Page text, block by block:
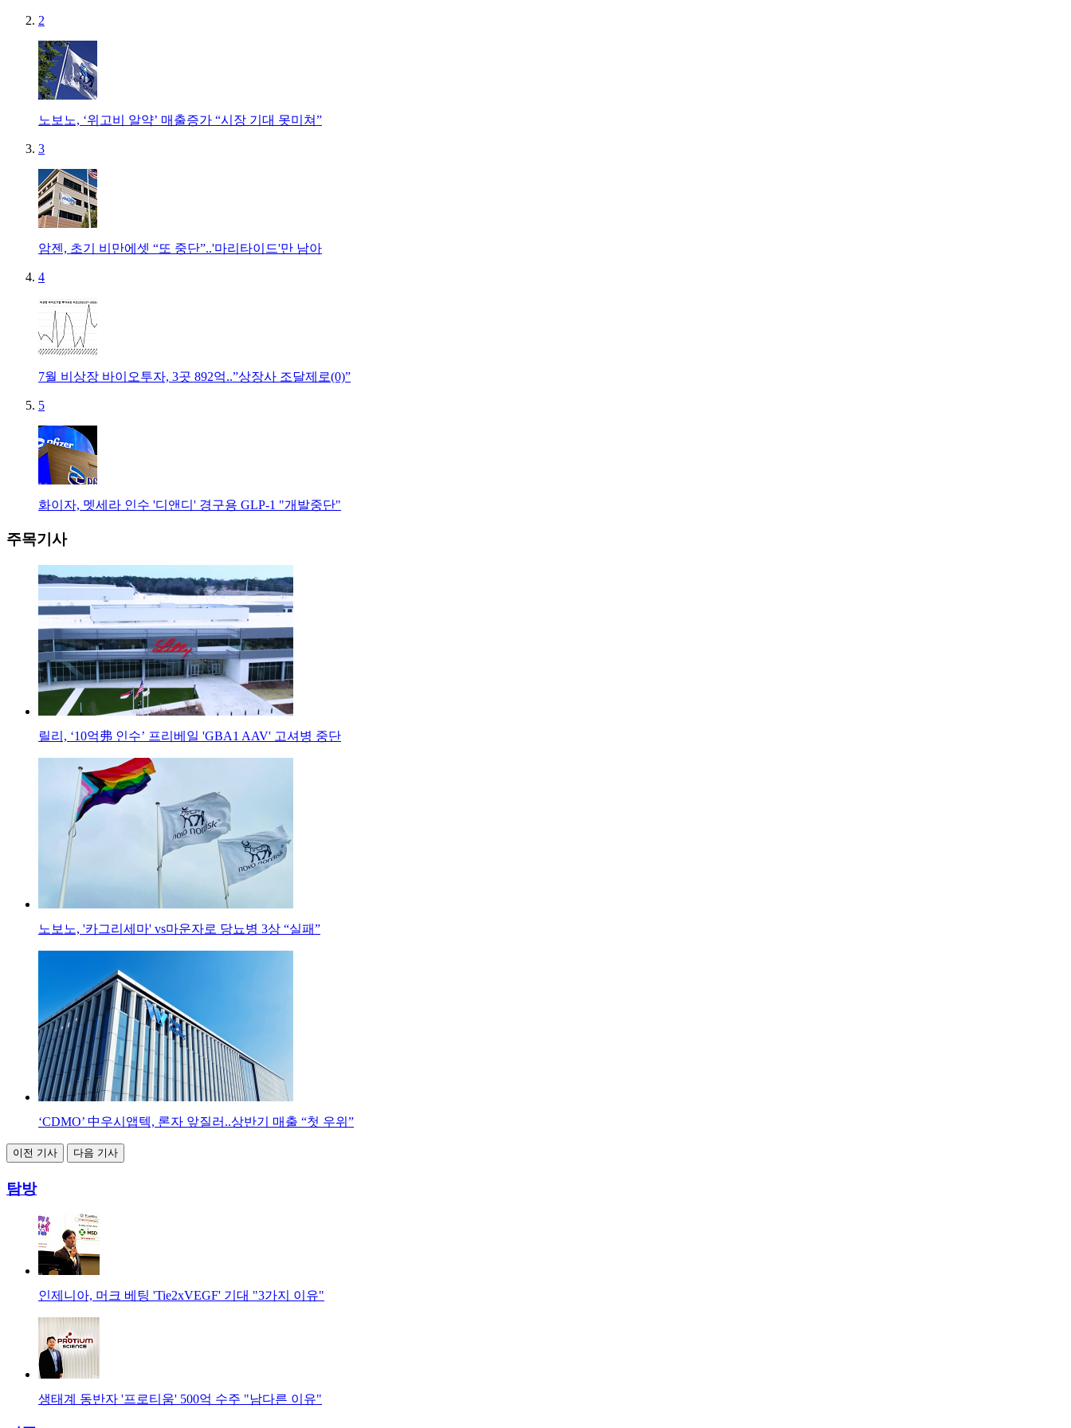
2
노보노, ‘위고비 알약’ 매출증가 “시장 기대 못미쳐”
3
암젠, 초기 비만에셋 “또 중단”..'마리타이드'만 남아
4
7월 비상장 바이오투자, 3곳 892억..”상장사 조달제로(0)”
5
화이자, 멧세라 인수 '디앤디' 경구용 GLP-1 "개발중단"
주목기사
릴리, ‘10억弗 인수’ 프리베일 'GBA1 AAV' 고셔병 중단
노보노, '카그리세마' vs마운자로 당뇨병 3상 “실패”
‘CDMO’ 中우시앱텍, 론자 앞질러..상반기 매출 “첫 우위”
이전 기사 다음 기사
탐방
인제니아, 머크 베팅 'Tie2xVEGF' 기대 "3가지 이유"
생태계 동반자 '프로티움' 500억 수주 "남다른 이유"